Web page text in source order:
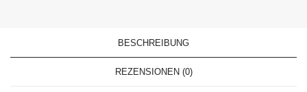
BESCHREIBUNG
REZENSIONEN (0)